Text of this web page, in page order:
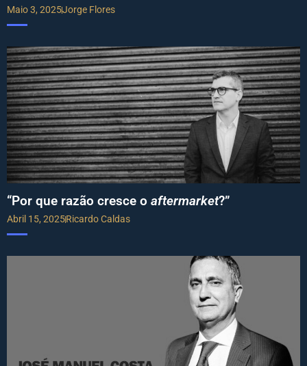
Maio 3, 2025Jorge Flores
“Por que razão cresce o aftermarket?”
Abril 15, 2025Ricardo Caldas